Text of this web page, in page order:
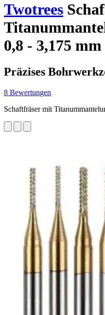
Twotrees
0,8 - 3,175 mm
Präzises
8 Bewertungen
Schaftfräser mit